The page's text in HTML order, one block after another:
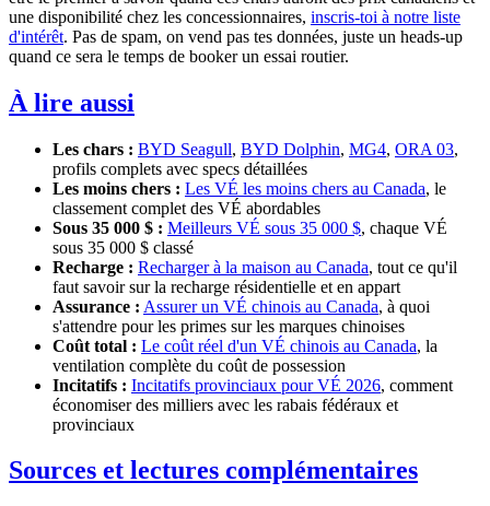
une disponibilité chez les concessionnaires, inscris-toi à notre liste
d'intérêt. Pas de spam, on vend pas tes données, juste un heads-up
quand ce sera le temps de booker un essai routier.
À lire aussi
Les chars : BYD Seagull, BYD Dolphin, MG4, ORA 03,
profils complets avec specs détaillées
Les moins chers : Les VÉ les moins chers au Canada, le
classement complet des VÉ abordables
Sous 35 000 $ : Meilleurs VÉ sous 35 000 $, chaque VÉ
sous 35 000 $ classé
Recharge : Recharger à la maison au Canada, tout ce qu'il
faut savoir sur la recharge résidentielle et en appart
Assurance : Assurer un VÉ chinois au Canada, à quoi
s'attendre pour les primes sur les marques chinoises
Coût total : Le coût réel d'un VÉ chinois au Canada, la
ventilation complète du coût de possession
Incitatifs : Incitatifs provinciaux pour VÉ 2026, comment
économiser des milliers avec les rabais fédéraux et
provinciaux
Sources et lectures complémentaires